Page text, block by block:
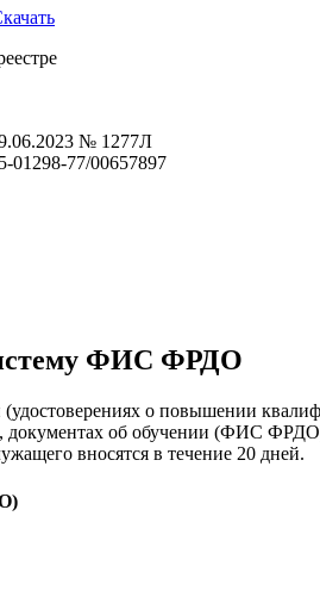
№ 1277Л
01298-77/00657897
ФИС ФРДО
о повышении
об обучении (ФИС
вносятся в течение 20 дней.